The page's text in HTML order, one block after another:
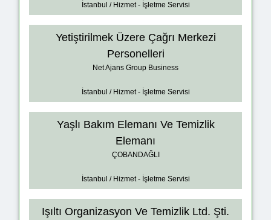
İstanbul / Hizmet - İşletme Servisi
Yetiştirilmek Üzere Çağrı Merkezi
Personelleri
Net Ajans Group Business
İstanbul / Hizmet - İşletme Servisi
Yaşlı Bakım Elemanı Ve Temizlik
Elemanı
ÇOBANDAĞLI
İstanbul / Hizmet - İşletme Servisi
Işıltı Organizasyon Ve Temizlik Ltd. Şti.